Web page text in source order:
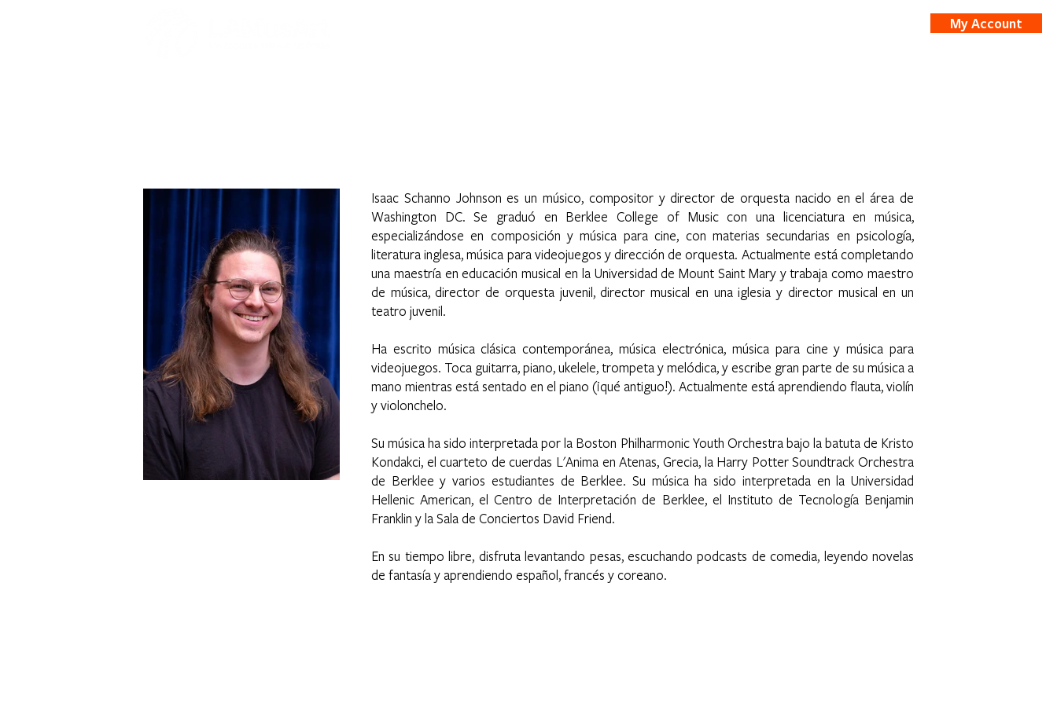
My Account
Isaac Schanno Johnson es un músico, compositor y director de orquesta nacido en el área de
Washington DC. Se graduó en Berklee College of Music con una licenciatura en música,
especializándose en composición y música para cine, con materias secundarias en psicología,
literatura inglesa, música para videojuegos y dirección de orquesta. Actualmente está completando
una maestría en educación musical en la Universidad de Mount Saint Mary y trabaja como maestro
de música, director de orquesta juvenil, director musical en una iglesia y director musical en un
teatro juvenil.
Ha escrito música clásica contemporánea, música electrónica, música para cine y música para
videojuegos. Toca guitarra, piano, ukelele, trompeta y melódica, y escribe gran parte de su música a
mano mientras está sentado en el piano (¡qué antiguo!). Actualmente está aprendiendo flauta, violín
y violonchelo.
Su música ha sido interpretada por la Boston Philharmonic Youth Orchestra bajo la batuta de Kristo
Kondakci, el cuarteto de cuerdas L'Anima en Atenas, Grecia, la Harry Potter Soundtrack Orchestra
de Berklee y varios estudiantes de Berklee. Su música ha sido interpretada en la Universidad
Hellenic American, el Centro de Interpretación de Berklee, el Instituto de Tecnología Benjamin
Franklin y la Sala de Conciertos David Friend.
En su tiempo libre, disfruta levantando pesas, escuchando podcasts de comedia, leyendo novelas
de fantasía y aprendiendo español, francés y coreano.